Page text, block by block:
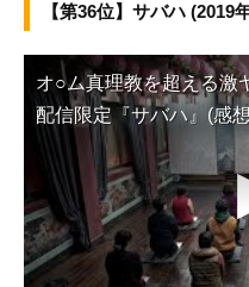
【第36位】サバハ (2019
オ○ム真理教を超える激
配信限定『サバハ』(感